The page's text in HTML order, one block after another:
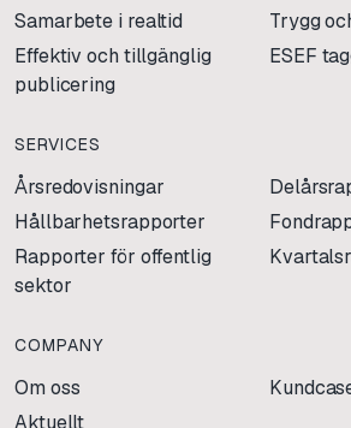
Samarbete i realtid
Trygg
Effektiv och tillgänglig
publicering
ESEF
SERVICES
Årsredovisningar
Hållbarhetsrapporter
Rapporter för offentlig
sektor
COMPANY
Om oss
Aktuellt